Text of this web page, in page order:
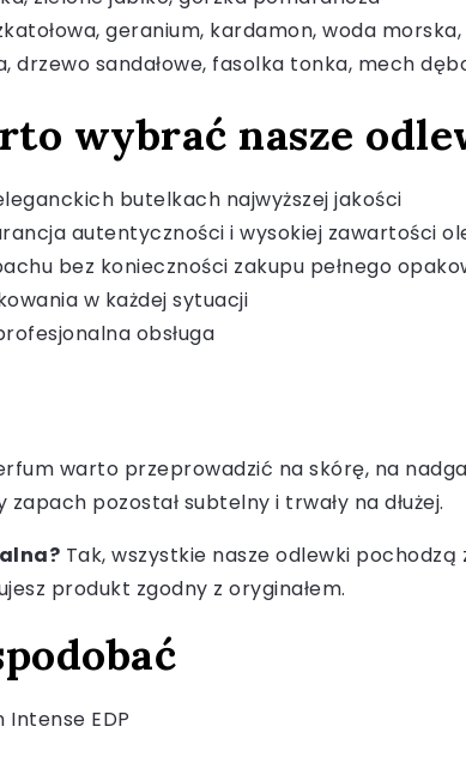
geranium, kardamon, woda
drzewo sandałowe, fasolka tonka, mech
wybrać nasze
butelkach najwyższej jakości
autentyczności i wysokiej zawartości
bez konieczności zakupu pełnego
w każdej sytuacji
obsługa
warto przeprowadzić na skórę, na
pozostał subtelny i trwały na dłużej.
Tak, wszystkie nasze odlewki
produkt zgodny z oryginałem.
EDP